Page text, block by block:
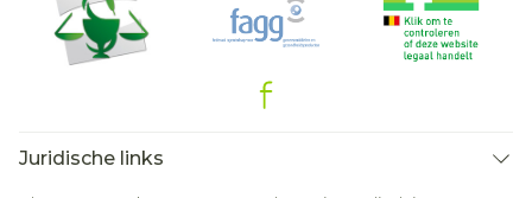
Juridische links